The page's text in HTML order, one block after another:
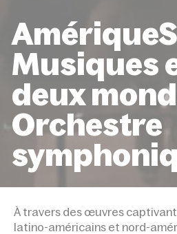
Musiques
deux
Orchestre
DEUX MONDES –
À travers des œuvres
latino-américains et nord-